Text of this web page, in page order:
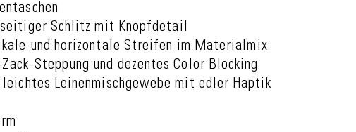
Schlitz mit Knopfdetail
und horizontale Streifen im Materialmix
Steppung und dezentes Color Blocking
leichtes Leinenmischgewebe mit edler Haptik